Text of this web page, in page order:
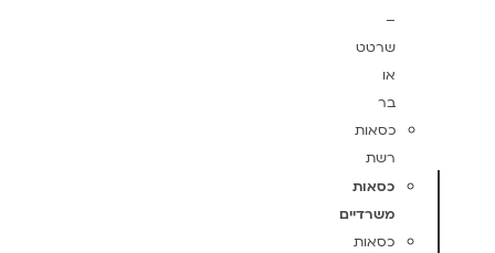
–
שרטט
או
בר
כסאות
רשת
כסאות
משרדיים
כסאות